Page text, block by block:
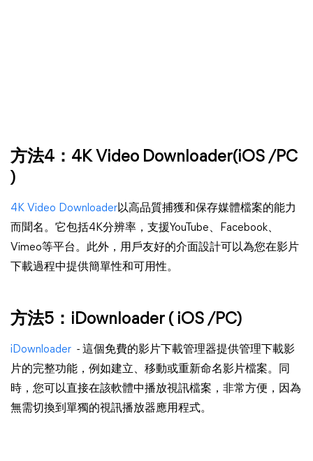
方法4：4K Video Downloader(iOS /PC
)
4K Video Downloader以高品質捕獲和保存媒體檔案的能力
而聞名。它包括4K分辨率，支援YouTube、Facebook、
Vimeo等平台。此外，用戶友好的介面設計可以為您在影片
下載過程中提供簡單性和可用性。
方法5：iDownloader ( iOS /PC)
iDownloader - 這個免費的影片下載管理器提供管理下載影
片的完整功能，例如建立、移動或重新命名影片檔案。同
時，您可以直接在該軟體中播放視訊檔案，非常方便，因為
無需切換到單獨的視訊播放器應用程式。